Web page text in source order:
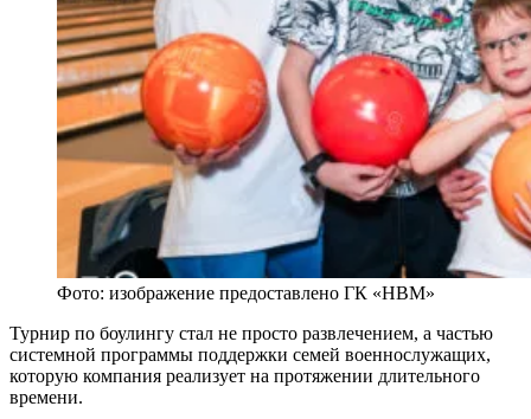
Фото: изображение предоставлено ГК «НВМ»
Турнир по боулингу стал не просто развлечением, а частью
системной программы поддержки семей военнослужащих,
которую компания реализует на протяжении длительного
времени.